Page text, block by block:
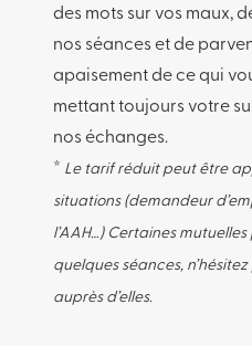
des mots sur vos maux,
nos séances et de
apaisement de ce qui
mettant toujours votre
nos échanges.
* Le tarif réduit peut être
situations (demandeur
l’AAH…) Certaines
quelques séances,
auprès d’elles.